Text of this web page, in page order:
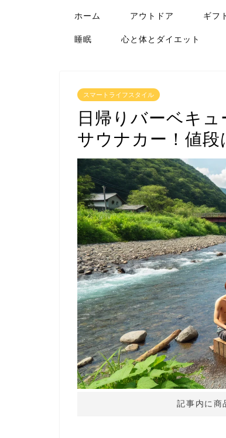
ホーム アウトドア ギフ
睡眠 心と体とダイエット
スマートライフスタイル
日帰りバーベキ
サウナカー！値段
記事内に商